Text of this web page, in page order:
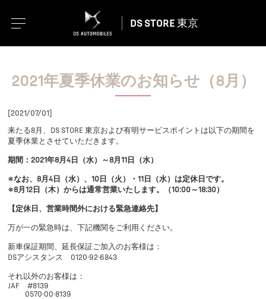
DS STORE 東京
2021年夏季休業のお知らせ（8月）
[2021/07/01]
来たる8月、DS STORE 東京および有明サービスポイントは以下の期間を
夏季休業とさせていただきます。
期間：2021年8月4日（水）～8月11日（水）
※なお、8月4日（水）、10日（火）・11日（水）は定休日です。
※8月12日（木）からは通常営業いたします。（10:00～18:30）
【定休日、営業時間外における緊急連絡先】
万が一の緊急時は、下記機関をご利用ください。
新車保証期間、延長保証ご加入のお客様は：
DSアシスタンス 0120-92-6843
それ以外のお客様は：
JAF #8139
0570-00-8139